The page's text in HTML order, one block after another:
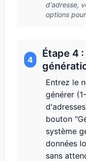
d'adresse,
options
4
Étape 4
Entrez le
générer
bouton
système
données
sans